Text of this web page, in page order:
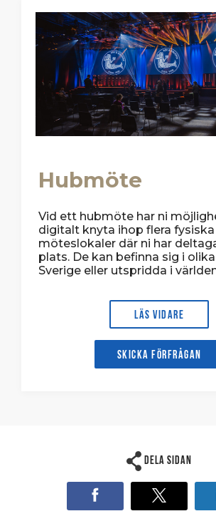
Hubmöte
Vid ett hubmöte har ni
digitalt knyta ihop flera fysiska
möteslokaler där ni har
plats. De kan befinna sig i
Sverige eller utspridda i
Läs vidare
Skicka förfrågan
Dela sidan